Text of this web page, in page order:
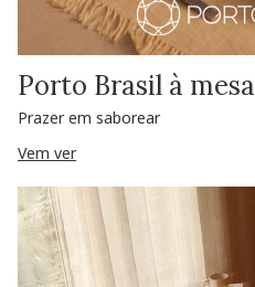
Porto Brasil à mesa
Prazer em saborear
Vem ver